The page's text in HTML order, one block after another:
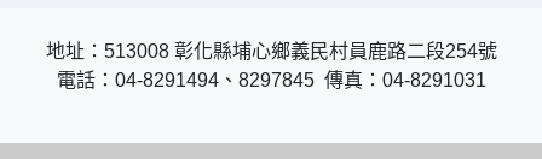
地址：513008 彰化縣埔心鄉義民村員鹿路二段254號
電話：04-8291494、8297845 傳真：04-8291031